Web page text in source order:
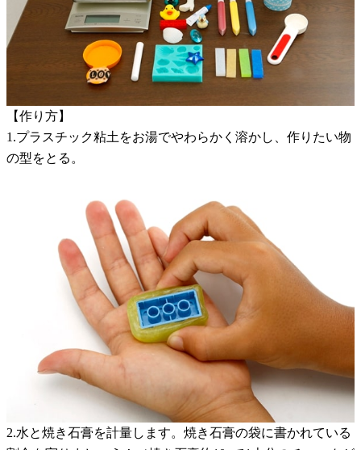
【作り方】
1.プラスチック粘土をお湯でやわらかく溶かし、作りたい物
の型をとる。
2.水と焼き石膏を計量します。焼き石膏の袋に書かれている